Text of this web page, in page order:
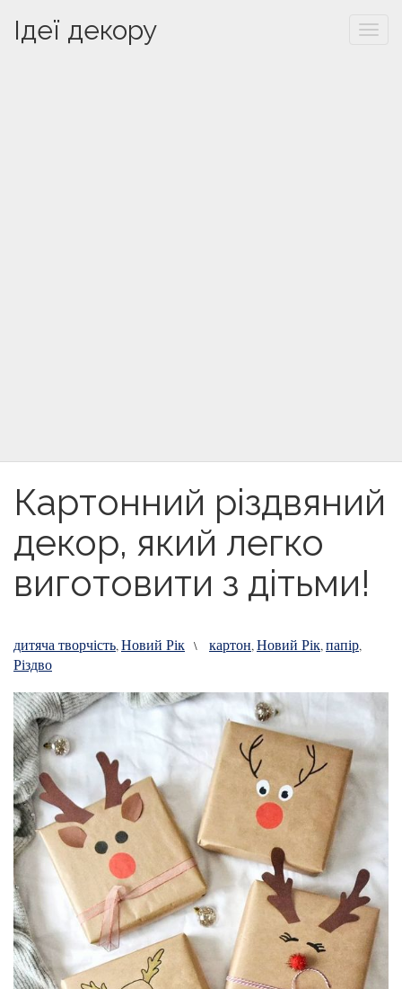
Ідеї декору
Картонний різдвяний
декор, який легко
виготовити з дітьми!
дитяча творчість,Новий Рік \ картон,Новий Рік,папір,
Різдво